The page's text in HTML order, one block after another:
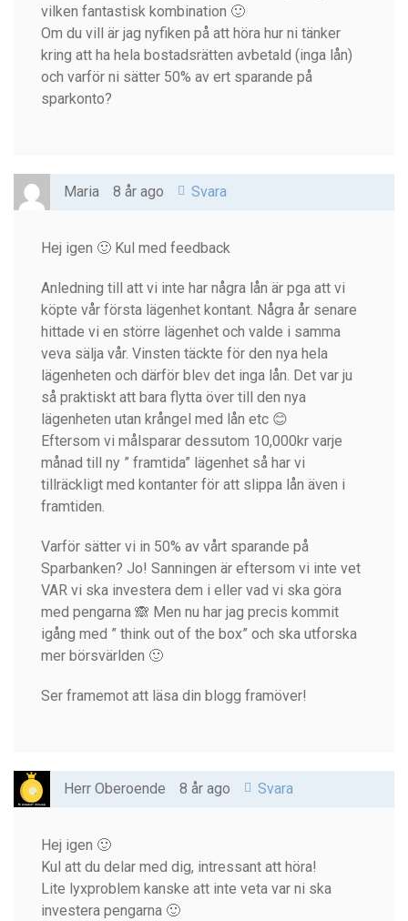
vilken fantastisk kombination 🙂
Om du vill är jag nyfiken på att höra hur ni tänker
kring att ha hela bostadsrätten avbetald (inga lån)
och varför ni sätter 50% av ert sparande på
sparkonto?
Maria 8 år ago Svara
Hej igen 🙂 Kul med feedback
Anledning till att vi inte har några lån är pga att vi
köpte vår första lägenhet kontant. Några år senare
hittade vi en större lägenhet och valde i samma
veva sälja vår. Vinsten täckte för den nya hela
lägenheten och därför blev det inga lån. Det var ju
så praktiskt att bara flytta över till den nya
lägenheten utan krångel med lån etc 😊
Eftersom vi målsparar dessutom 10,000kr varje
månad till ny ” framtida” lägenhet så har vi
tillräckligt med kontanter för att slippa lån även i
framtiden.
Varför sätter vi in 50% av vårt sparande på
Sparbanken? Jo! Sanningen är eftersom vi inte vet
VAR vi ska investera dem i eller vad vi ska göra
med pengarna 🙈 Men nu har jag precis kommit
igång med ” think out of the box” och ska utforska
mer börsvärlden 🙂
Ser framemot att läsa din blogg framöver!
Herr Oberoende 8 år ago Svara
Hej igen 🙂
Kul att du delar med dig, intressant att höra!
Lite lyxproblem kanske att inte veta var ni ska
investera pengarna 🙂